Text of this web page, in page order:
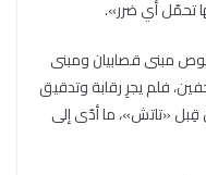
تحمّل أي ضرر».
مبنى قصابيان ومبنى
فلم يجرِ رقابة وتدقيق
«تاتش»، ما أدّى إلى